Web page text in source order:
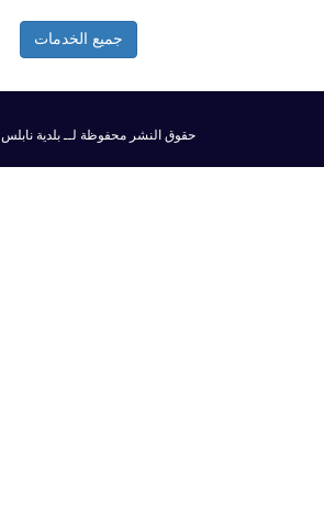
جميع الخدمات
©2016 حقوق النشر محفوظة لــ بلدية نابلس